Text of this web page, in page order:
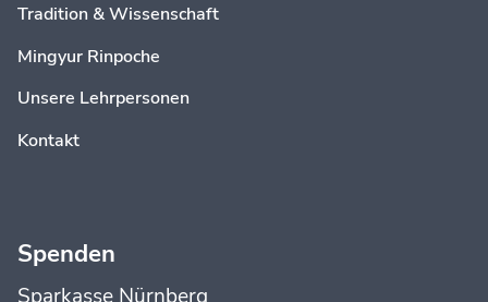
Tradition & Wissenschaft
Mingyur Rinpoche
Unsere Lehrpersonen
Kontakt
Spenden
Sparkasse Nürnberg